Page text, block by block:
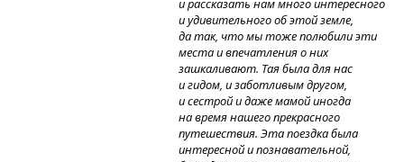
и рассказать нам много интересного
и удивительного об этой земле,
да так, что мы тоже полюбили эти
места и впечатления о них
зашкаливают. Тая была для нас
и гидом, и заботливым другом,
и сестрой и даже мамой иногда
на время нашего прекрасного
путешествия. Эта поездка была
интересной и познавательной,